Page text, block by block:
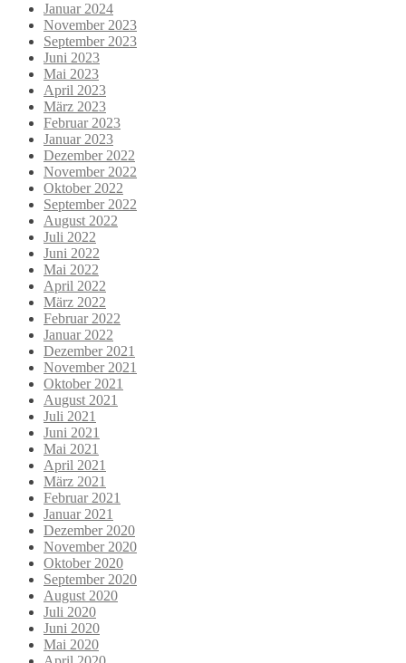
Januar 2024
November 2023
September 2023
Juni 2023
Mai 2023
April 2023
März 2023
Februar 2023
Januar 2023
Dezember 2022
November 2022
Oktober 2022
September 2022
August 2022
Juli 2022
Juni 2022
Mai 2022
April 2022
März 2022
Februar 2022
Januar 2022
Dezember 2021
November 2021
Oktober 2021
August 2021
Juli 2021
Juni 2021
Mai 2021
April 2021
März 2021
Februar 2021
Januar 2021
Dezember 2020
November 2020
Oktober 2020
September 2020
August 2020
Juli 2020
Juni 2020
Mai 2020